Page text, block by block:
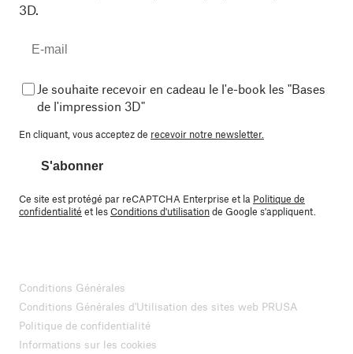
3D.
Je souhaite recevoir en cadeau le l'e-book les "Bases
de l'impression 3D"
En cliquant, vous acceptez de recevoir notre newsletter.
S'abonner
Ce site est protégé par reCAPTCHA Enterprise et la Politique de
confidentialité et lesConditions d'utilisationde Google s'appliquent.
Conditions Générales
Conditions Générales d'Utilisation des sites web PRUSA
Politique de confidentialité
Informations sur les cookies